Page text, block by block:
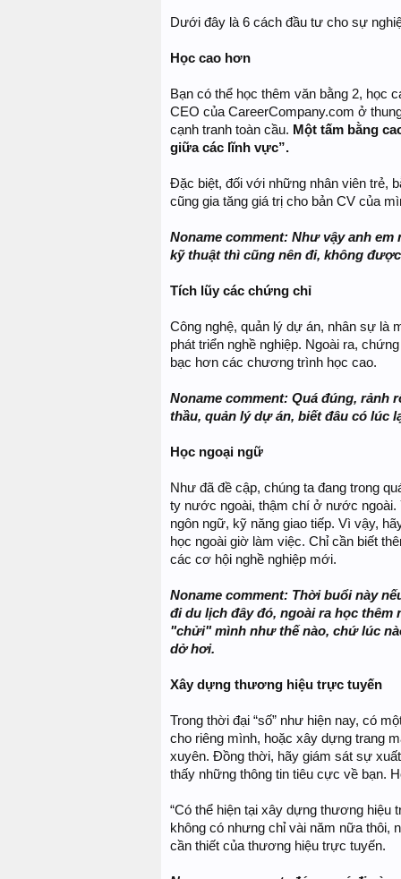
Dưới đây là 6 cách đầu tư cho sự
Học cao hơn
Bạn có thể học thêm văn bằng 2, học
CEO của CareerCompany.com ở
cạnh tranh toàn cầu. Một tấm bằng
giữa các lĩnh vực”.
Đặc biệt, đối với những nhân viên trẻ,
cũng gia tăng giá trị cho bản CV của
Noname comment: Như vậy anh
kỹ thuật thì cũng nên đi, không
Tích lũy các chứng chỉ
Công nghệ, quản lý dự án, nhân sự là
phát triển nghề nghiệp. Ngoài ra,
bạc hơn các chương trình học cao.
Noname comment: Quá đúng, rảnh
thầu, quản lý dự án, biết đâu có lúc
Học ngoại ngữ
Như đã đề cập, chúng ta đang trong
ty nước ngoài, thậm chí ở nước ngoài.
ngôn ngữ, kỹ năng giao tiếp. Vì vậy,
học ngoài giờ làm việc. Chỉ cần biết
các cơ hội nghề nghiệp mới.
Noname comment: Thời buổi này
đi du lịch đây đó, ngoài ra học
"chửi" mình như thế nào, chứ lúc
dở hơi.
Xây dựng thương hiệu trực tuyến
Trong thời đại “số” như hiện nay, có
cho riêng mình, hoặc xây dựng trang
xuyên. Đồng thời, hãy giám sát sự
thấy những thông tin tiêu cực về bạn.
“Có thể hiện tại xây dựng thương
không có nhưng chỉ vài năm nữa thôi,
cần thiết của thương hiệu trực tuyến.